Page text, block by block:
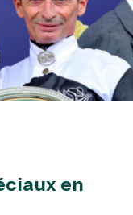
en